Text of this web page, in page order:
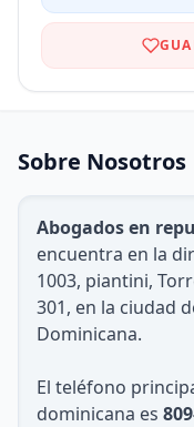
Sobre Nosotros
Abogados en
encuentra en la
1003, piantini,
301, en la ciudad
Dominicana.
El teléfono
dominicana es